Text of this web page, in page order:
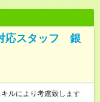
応スタッフ 銀
ルにより考慮致します